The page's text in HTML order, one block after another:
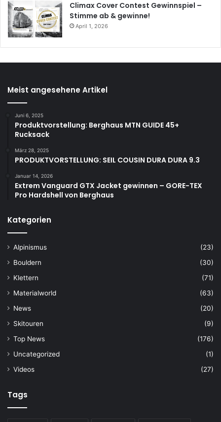
Climax Cover Contest Gewinnspiel –
Stimme ab & gewinne!
April 1, 2026
Meist angesehene Artikel
Juni 6, 2025
Produktvorstellung: Berghaus MTN GUIDE 45+
Rucksack
März 28, 2025
PRODUKTVORSTELLUNG: SEIL COUSIN DURA DURA 9.3
Januar 14, 2026
Extrem Vanguard GTX Jacket gewinnen – GORE-TEX
Pro Hardshell von Berghaus
Kategorien
Alpinismus
(23)
Bouldern
(30)
Klettern
(71)
Materialworld
(63)
News
(20)
Skitouren
(9)
Top News
(176)
Uncategorized
(1)
Videos
(27)
Tags